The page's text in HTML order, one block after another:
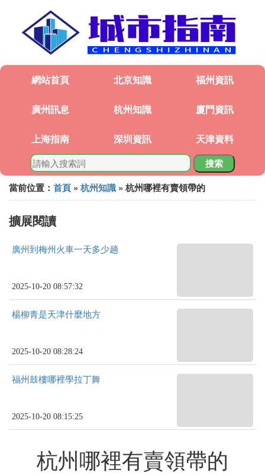
網站首頁 北京知識 福州資訊
廣州訊息 杭州知識 廈門資訊
上海指南 深圳資訊 天津資料
搜索
當前位置： 首頁 » 杭州知識 » 杭州哪裡有賣領帶的
擴展閱讀
廣州到梅州火車一天多少趟
2025-10-20 08:57:32
楊柳青是天津什麼地方
2025-10-20 08:28:24
福州鼓樓哪裡學拉丁舞
2025-10-20 08:15:25
杭州哪裡有賣領帶的